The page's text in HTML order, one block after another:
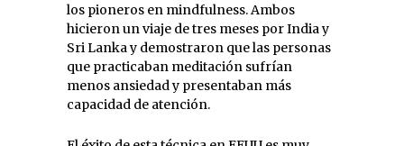
los pioneros en mindfulness. Ambos
hicieron un viaje de tres meses por India y
Sri Lanka y demostraron que las personas
que practicaban meditación sufrían
menos ansiedad y presentaban más
capacidad de atención.